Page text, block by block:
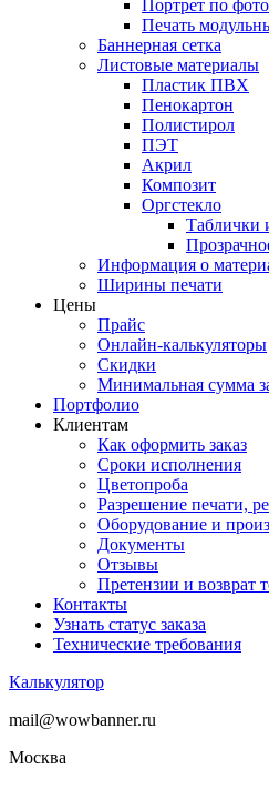
Портрет по фото
Печать
Баннерная сетка
Листовые материалы
Пластик ПВХ
Пенокартон
Полистирол
ПЭТ
Акрил
Композит
Оргстекло
Таблички
Информация о
Ширины печати
Цены
Прайс
Онлайн-калькуляторы
Скидки
Минимальная сумма
Портфолио
Клиентам
Как оформить заказ
Сроки исполнения
Цветопроба
Разрешение печати,
Оборудование и
Документы
Отзывы
Претензии и возврат
Контакты
Узнать статус заказа
Технические требования
Калькулятор
mail@wowbanner.ru
Москва